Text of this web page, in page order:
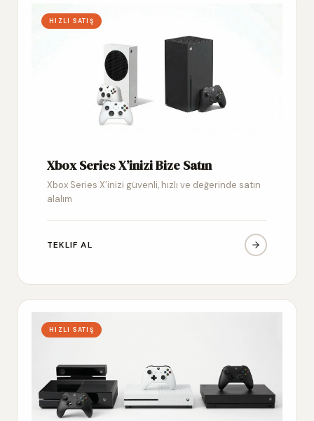
HIZLI SATIŞ
Xbox Series X’inizi Bize Satın
Xbox Series X’inizi güvenli, hızlı ve değerinde satın
alalım
TEKLIF AL
HIZLI SATIŞ